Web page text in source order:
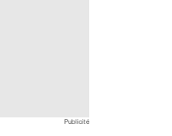
Publicité